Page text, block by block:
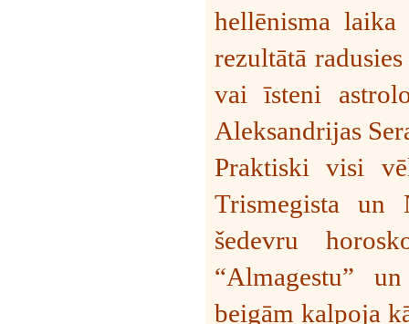
hellēnisma
rezultātā
vai īsteni
Aleksandrijas
Praktiski visi
Trismegista un
šedevru
“Almagestu”
beigām kalpoja